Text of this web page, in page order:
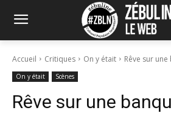
Accueil Critiques On y était Rêve sur
On y était Scènes
Rêve sur une